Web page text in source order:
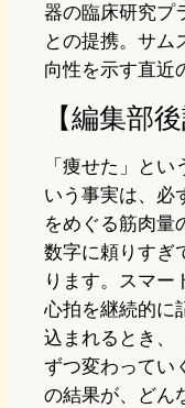
器の臨床研究プ
との提携。サム
向性を示す直近
【編集部後
「痩せた」と
いう事実は、必
をめぐる筋肉量
数字に頼りすぎ
ります。スマー
心拍を継続的に
込まれるとき、
ずつ変わってい
の結果が、ど